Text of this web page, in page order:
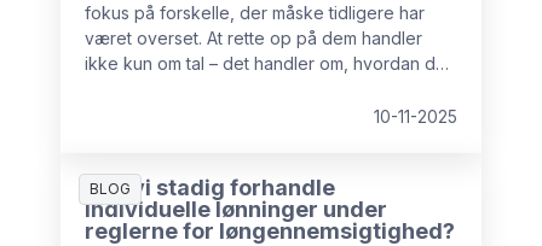
fokus på forskelle, der måske tidligere har
været overset. At rette op på dem handler
ikke kun om tal – det handler om, hvordan du
10-11-2025
BLOG
Kan vi stadig forhandle
individuelle lønninger under
reglerne for løngennemsigtighed?